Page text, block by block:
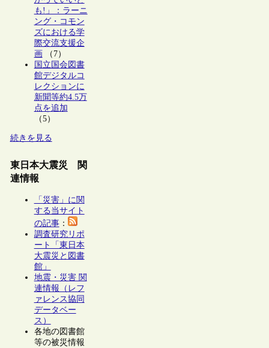
も!」：ラーニ
ング・コモン
ズにおける学
際交流支援企
画 （7）
国立国会図書
館デジタルコ
レクションに
新聞等約4.5万
点を追加
（5）
続きを見る
東日本大震災 関
連情報
「災害」に関
する当サイト
の記事：
調査研究リポ
ート「東日本
大震災と図書
館」
地震・災害 関
連情報（レフ
ァレンス協同
データベー
ス）
各地の図書館
等の被災情報